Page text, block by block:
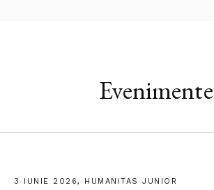
Evenimente
3 IUNIE 2026, HUMANITAS JUNIOR